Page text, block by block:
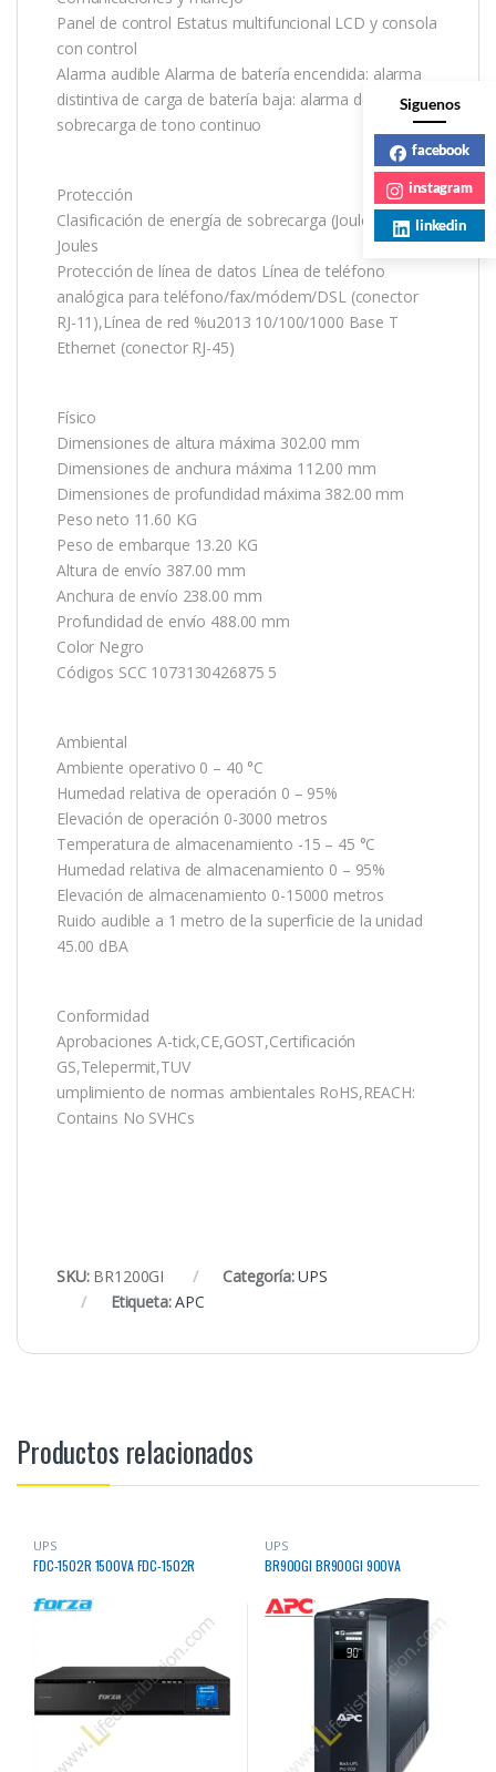
Panel de control Estatus multifuncional LCD y consola
con control
Alarma audible Alarma de batería encendida: alarma
distintiva de carga de batería baja: alarma de
sobrecarga de tono continuo
Protección
Clasificación de energía de sobrecarga (Joules) 420
Joules
Protección de línea de datos Línea de teléfono
analógica para teléfono/fax/módem/DSL (conector
RJ-11),Línea de red %u2013 10/100/1000 Base T
Ethernet (conector RJ-45)
Físico
Dimensiones de altura máxima 302.00 mm
Dimensiones de anchura máxima 112.00 mm
Dimensiones de profundidad máxima 382.00 mm
Peso neto 11.60 KG
Peso de embarque 13.20 KG
Altura de envío 387.00 mm
Anchura de envío 238.00 mm
Profundidad de envío 488.00 mm
Color Negro
Códigos SCC 1073130426875 5
Ambiental
Ambiente operativo 0 – 40 °C
Humedad relativa de operación 0 – 95%
Elevación de operación 0-3000 metros
Temperatura de almacenamiento -15 – 45 °C
Humedad relativa de almacenamiento 0 – 95%
Elevación de almacenamiento 0-15000 metros
Ruido audible a 1 metro de la superficie de la unidad
45.00 dBA
Conformidad
Aprobaciones A-tick,CE,GOST,Certificación
GS,Telepermit,TUV
umplimiento de normas ambientales RoHS,REACH:
Contains No SVHCs
SKU: BR1200GI Categoría:UPS
Etiqueta:APC
Productos relacionados
UPS
FDC-1502R 1500VA FDC-1502R
UPS
BR900GI BR900GI 900VA
Siguenos
facebook
instagram
linkedin